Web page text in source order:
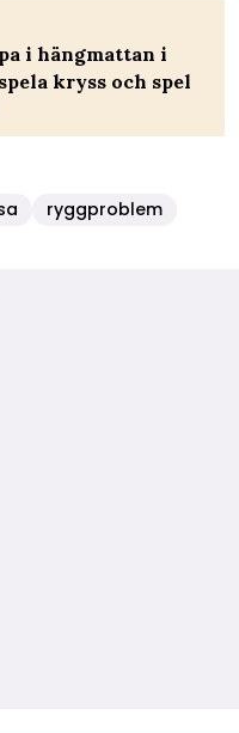
i hängmattan i
kryss och spel
ryggproblem